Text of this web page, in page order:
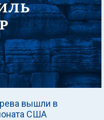
вышли в
США